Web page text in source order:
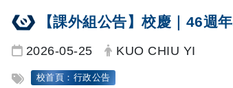
【課外組公告】校慶｜46週
日期：
2026-05-25 發布者：
KUO CHIU YI
標籤：
校首頁：行政公告